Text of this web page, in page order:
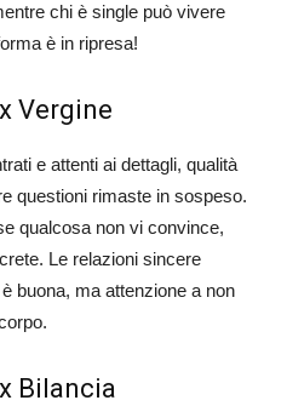
chi è single può vivere
è in ripresa!
Vergine
e attenti ai dettagli, qualità
questioni rimaste in sospeso.
qualcosa non vi convince,
Le relazioni sincere
buona, ma attenzione a non
Bilancia